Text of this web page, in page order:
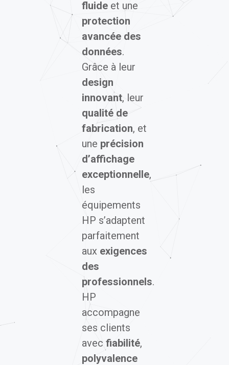
fluide et une
protection
avancée des
données.
Grâce à leur
design
innovant, leur
qualité de
fabrication, et
une précision
d’affichage
exceptionnelle,
les
équipements
HP s’adaptent
parfaitement
aux exigences
des
professionnels.
HP
accompagne
ses clients
avec fiabilité,
polyvalence